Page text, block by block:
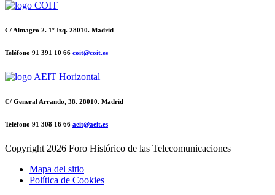
C/ Almagro 2. 1º Izq. 28010. Madrid
Teléfono 91 391 10 66 coit@coit.es
C/ General Arrando, 38. 28010. Madrid
Teléfono 91 308 16 66 aeit@aeit.es
Copyright 2026 Foro Histórico de las Telecomunicaciones
Mapa del sitio
Política de Cookies